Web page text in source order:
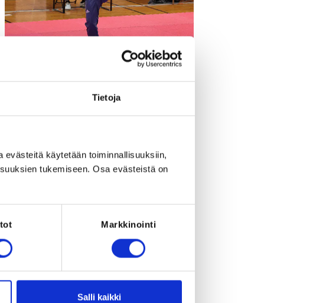
Tietoja
evästeitä käytetään toiminnallisuuksiin,
tukemiseen. Osa evästeistä on
Markkinointi
Salli kaikki
Register
REQUIRED FOR THE REGISTRATION
Licence: Taekwondolisenssi 2026